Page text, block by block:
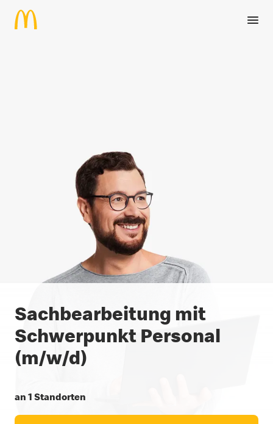
Zum Hauptinhalt springen
Sachbearbeitung mit
Schwerpunkt Personal
(m/w/d)
an 1 Standorten